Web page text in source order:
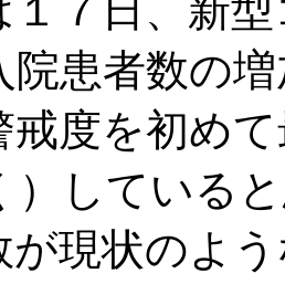
７日、新
院患者数の
戒度を初め
）している
が現状のよ